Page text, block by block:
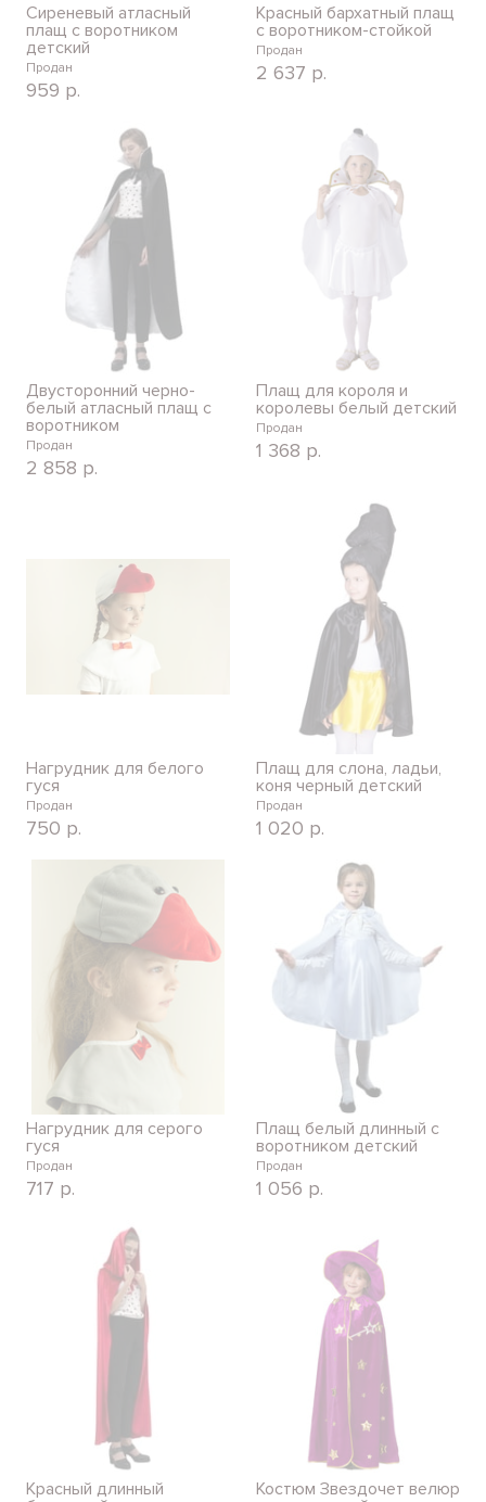
Сиреневый атласный
плащ с воротником
детский
Продан
959 р.
Красный бархатный плащ
с воротником-стойкой
Продан
2 637 р.
Двусторонний черно-
белый атласный плащ с
воротником
Продан
2 858 р.
Плащ для короля и
королевы белый детский
Продан
1 368 р.
Нагрудник для белого
гуся
Продан
750 р.
Плащ для слона, ладьи,
коня черный детский
Продан
1 020 р.
Нагрудник для серого
гуся
Продан
717 р.
Плащ белый длинный с
воротником детский
Продан
1 056 р.
Красный длинный
Костюм Звездочет велюр